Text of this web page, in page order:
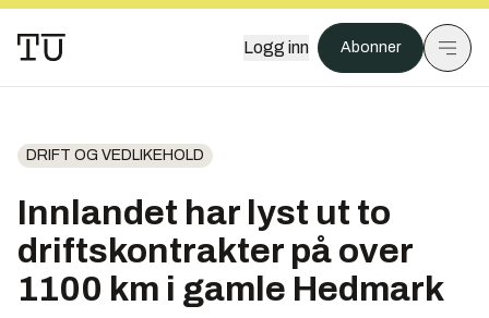
Logg inn Abonner
DRIFT OG VEDLIKEHOLD
Innlandet har lyst ut to
driftskontrakter på over
1100 km i gamle Hedmark